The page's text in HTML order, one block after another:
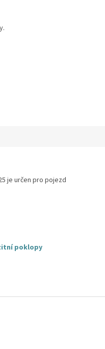
je určen pro pojezd
poklopy